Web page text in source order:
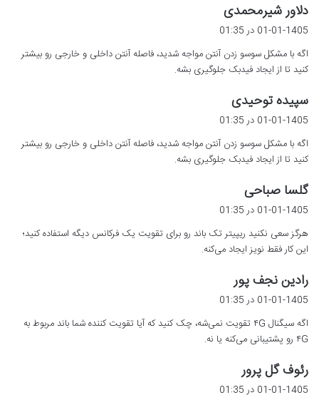
دلاور شیرمحمدی
ف
01-01-1405 در 01:35
اگه با مشکل سوسو زدن آنتن مواجه شدید، فاصله آنتن داخلی و خارجی رو بیشتر
کنید تا از ایجاد فیدبک جلوگیری بشه.
سپیده توحیدی
ف
:
01-01-1405 در 01:35
اگه با مشکل سوسو زدن آنتن مواجه شدید، فاصله آنتن داخلی و خارجی رو بیشتر
کنید تا از ایجاد فیدبک جلوگیری بشه.
گلسا صباحی
ف
:
01-01-1405 در 01:35
هرگز سعی نکنید ریپیتر تک باند رو برای تقویت یک فرکانس دیگه استفاده کنید؛
این کار فقط نویز ایجاد می‌کنه.
رادین نجف پور
:
01-01-1405 در 01:35
اگه سیگنال ۴G تقویت نمی‌شه، چک کنید که آیا تقویت کننده شما باند مربوط به
۴G رو پشتیبانی می‌کنه یا نه.
رئوف گل پرور
ف
01-01-1405 در 01:35